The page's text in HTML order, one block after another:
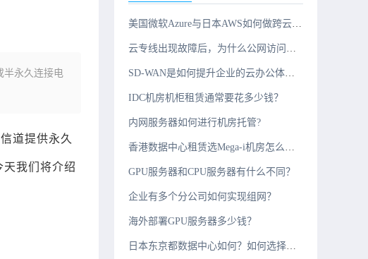
半永久连接电
道提供永久
我们将介绍
美国微软Azure与日本AWS如何做跨云互联？
云专线出现故障后，为什么公网访问正常，但云上业务却无法连接？
SD-WAN是如何提升企业的云办公体验的？
IDC机房机柜租赁通常要花多少钱？
内网服务器如何进行机房托管?
香港数据中心租赁选Mega-i机房怎么样？
GPU服务器和CPU服务器有什么不同？
企业有多个分公司如何实现组网？
海外部署GPU服务器多少钱？
日本东京都数据中心如何？如何选择机房服务商？